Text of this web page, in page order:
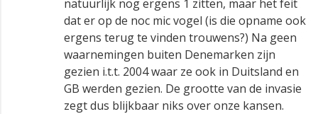
natuurlijk nog ergens 1 zitten, maar het feit
dat er op de noc mic vogel (is die opname ook
ergens terug te vinden trouwens?) Na geen
waarnemingen buiten Denemarken zijn
gezien i.t.t. 2004 waar ze ook in Duitsland en
GB werden gezien. De grootte van de invasie
zegt dus blijkbaar niks over onze kansen.